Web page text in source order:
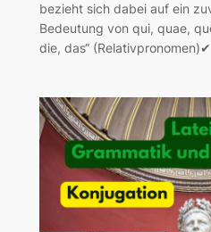
bezieht sich dabei auf ein
Bedeutung von qui, quae,
die, das“